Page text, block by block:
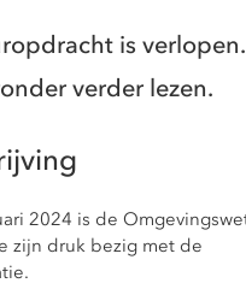
is
verder lezen.
2024 is de
zijn druk bezig met de